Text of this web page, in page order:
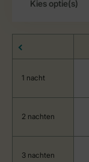
1 nacht
2 nachten
3 nachten